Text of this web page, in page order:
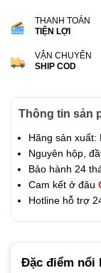
THANH TOÁN
TIỆN LỢI
VẬN CHUYỂN
SHIP COD
Thông tin sản
Hãng sản xuất:
Nguyên hộp,
Bảo hành 24
Cam kết ở đâu
Hotline hỗ trợ
Đặc điểm nổi